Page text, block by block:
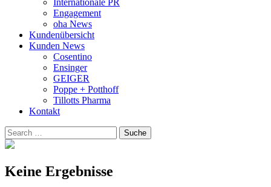
Internationale PR
Engagement
oha News
Kundenübersicht
Kunden News
Cosentino
Ensinger
GEIGER
Poppe + Potthoff
Tillotts Pharma
Kontakt
Suchen
nach:
Suche
Keine Ergebnisse